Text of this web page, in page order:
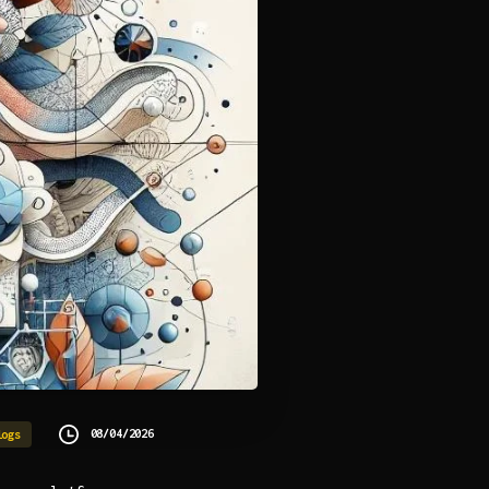
08/04/2026